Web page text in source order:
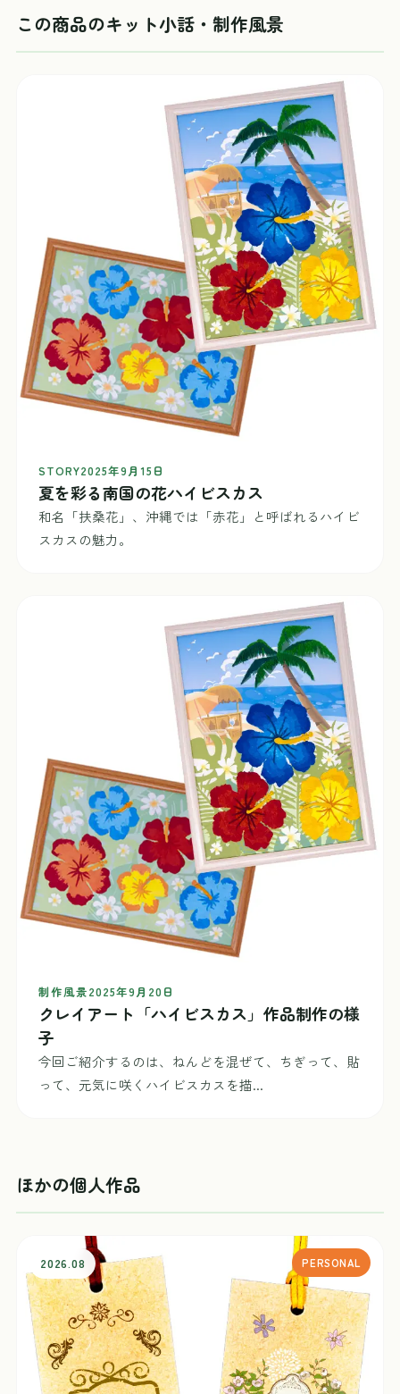
この商品のキット小話・制作風景
STORY2025年9月15日
夏を彩る南国の花ハイビスカス
和名「扶桑花」、沖縄では「赤花」と呼ばれるハイビ
スカスの魅力。
制作風景2025年9月20日
クレイアート「ハイビスカス」作品制作の様
子
今回ご紹介するのは、ねんどを混ぜて、ちぎって、貼
って、元気に咲くハイビスカスを描...
ほかの個人作品
2026.08 PERSONAL